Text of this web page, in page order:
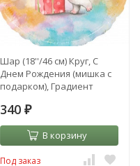
Шар (18''/46 см) Круг, С
Днем Рождения (мишка с
подарком), Градиент
340 ₽
В корзину
Под заказ